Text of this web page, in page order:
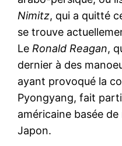
Nimitz, qui a quitté
se trouve
Le Ronald Reagan,
dernier à des
ayant provoqué la
Pyongyang, fait
américaine basée
Japon.